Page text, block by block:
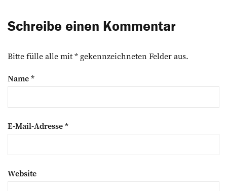
Schreibe einen Kommentar
Bitte fülle alle mit * gekennzeichneten Felder aus.
Name*
E-Mail-Adresse*
Website